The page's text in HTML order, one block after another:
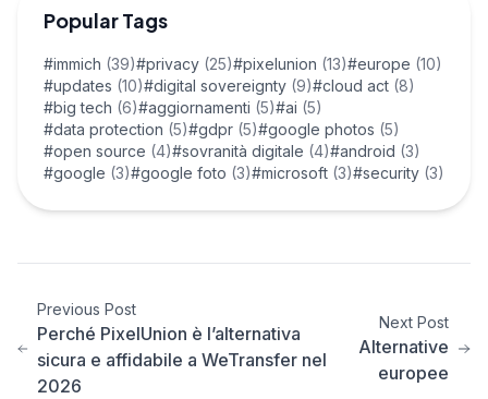
Popular Tags
#immich (39)#privacy (25)#pixelunion (13)#europe (10)
#updates (10)#digital sovereignty (9)#cloud act (8)
#big tech (6)#aggiornamenti (5)#ai (5)
#data protection (5)#gdpr (5)#google photos (5)
#open source (4)#sovranità digitale (4)#android (3)
#google (3)#google foto (3)#microsoft (3)#security (3)
Previous Post
Perché PixelUnion è l’alternativa
sicura e affidabile a WeTransfer nel
2026
Next Post
Alternative
europee